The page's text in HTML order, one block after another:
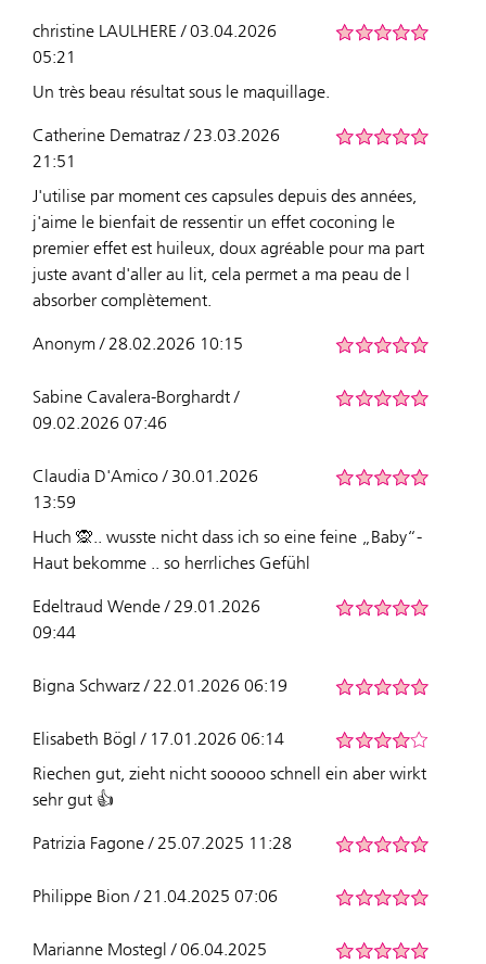
christine LAULHERE / 03.04.2026
05:21
Un très beau résultat sous le maquillage.
Catherine Dematraz / 23.03.2026
21:51
J'utilise par moment ces capsules depuis des années,
j'aime le bienfait de ressentir un effet coconing le
premier effet est huileux, doux agréable pour ma part
juste avant d'aller au lit, cela permet a ma peau de l
absorber complètement.
Anonym / 28.02.2026 10:15
Sabine Cavalera-Borghardt /
09.02.2026 07:46
Claudia D'Amico / 30.01.2026
13:59
Huch 🙊.. wusste nicht dass ich so eine feine „Baby“-
Haut bekomme .. so herrliches Gefühl
Edeltraud Wende / 29.01.2026
09:44
Bigna Schwarz / 22.01.2026 06:19
Elisabeth Bögl / 17.01.2026 06:14
Riechen gut, zieht nicht sooooo schnell ein aber wirkt
sehr gut 👍
Patrizia Fagone / 25.07.2025 11:28
Philippe Bion / 21.04.2025 07:06
Marianne Mostegl / 06.04.2025